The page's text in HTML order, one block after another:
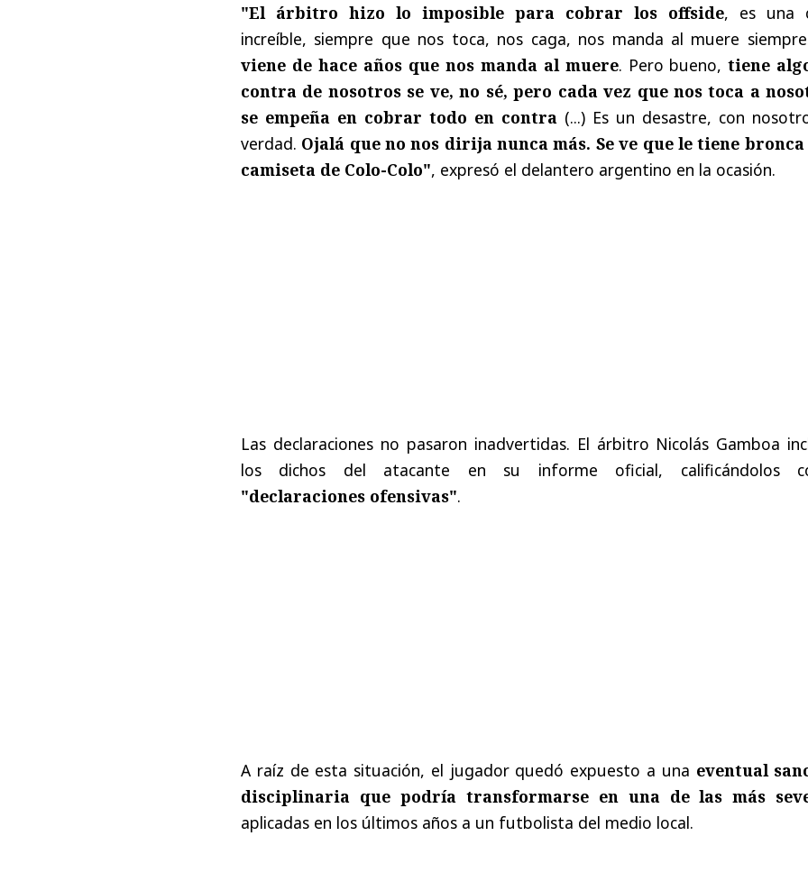
"El árbitro hizo lo imposible para cobrar los offside, es una
increíble, siempre que nos toca, nos caga, nos manda al muere
viene de hace años que nos manda al muere. Pero bueno, tiene
contra de nosotros se ve, no sé, pero cada vez que nos toca a
se empeña en cobrar todo en contra (...) Es un desastre, con
verdad. Ojalá que no nos dirija nunca más. Se ve que le tiene bronca
camiseta de Colo-Colo", expresó el delantero argentino en la ocasión.
Las declaraciones no pasaron inadvertidas. El árbitro Nicolás Gamboa
los dichos del atacante en su informe oficial, calificándolos
"declaraciones ofensivas".
A raíz de esta situación, el jugador quedó expuesto a una eventual
disciplinaria que podría transformarse en una de las más
aplicadas en los últimos años a un futbolista del medio local.